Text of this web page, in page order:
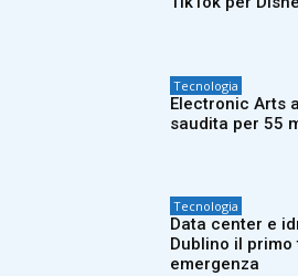
Tecnologia
Electronic Arts
saudita per 55
Tecnologia
Data center e
Dublino il
emergenza